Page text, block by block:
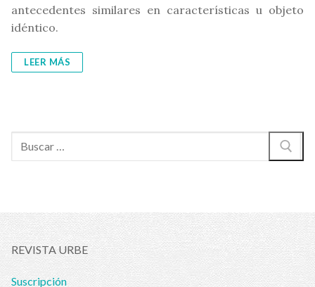
antecedentes similares en características u objeto
idéntico.
LEER MÁS
Buscar:
REVISTA URBE
Suscripción